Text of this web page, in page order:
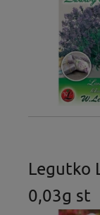
Legutko
0,03g st